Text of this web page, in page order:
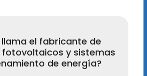
el fabricante de
fotovoltaicos y sistemas
de energía?